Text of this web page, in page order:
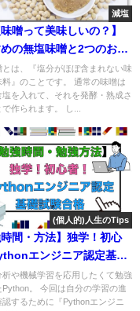
減塩
味噌って美味しいの？】
の無塩味噌と2つのおす
法
とは、『塩分がほぼ含まれない味
料』のことです。 通常の味噌は
塩を入れて、それを発酵・熟成さ
作られます。 し...
(個人的)人生のTips
時間・方法】独学！初心
エンジニア認定基礎
析や機械学習を応用したくて勉強
Python。 今回は自分の学習の進
認するために『Pythonエンジニ